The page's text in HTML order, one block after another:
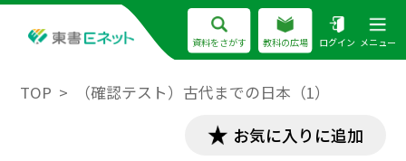
資料をさがす 教科の広場 ログイン メニュー
TOP （確認テスト）古代までの日本（1）
お気に入りに追加